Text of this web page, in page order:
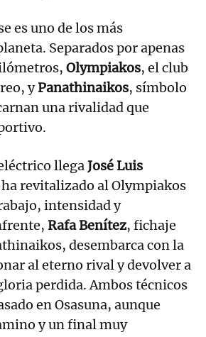
es uno de los más
Separados por apenas
Olympiakos, el club
yPanathinaikos, símbolo
una rivalidad que
llegaJosé Luis
ha revitalizado al Olympiakos
intensidad y
Rafa Benítez, fichaje
desembarca con la
al eterno rival y devolver a
perdida. Ambos técnicos
en Osasuna, aunque
y un final muy